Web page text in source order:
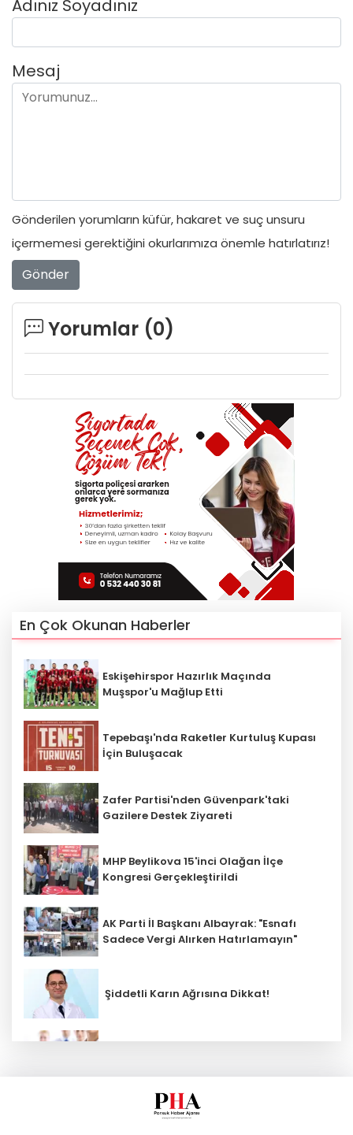
Adınız Soyadınız
Mesaj
Gönderilen yorumların küfür, hakaret ve suç unsuru
içermemesi gerektiğini okurlarımıza önemle hatırlatırız!
Gönder
Yorumlar (0)
En Çok Okunan Haberler
Eskişehirspor Hazırlık Maçında
Muşspor'u Mağlup Etti
Tepebaşı'nda Raketler Kurtuluş Kupası
İçin Buluşacak
Zafer Partisi'nden Güvenpark'taki
Gazilere Destek Ziyareti
MHP Beylikova 15'inci Olağan İlçe
Kongresi Gerçekleştirildi
AK Parti İl Başkanı Albayrak: "Esnafı
Sadece Vergi Alırken Hatırlamayın"
Şiddetli Karın Ağrısına Dikkat!
17 Milyon Büyükbaşta Dijital Küpe